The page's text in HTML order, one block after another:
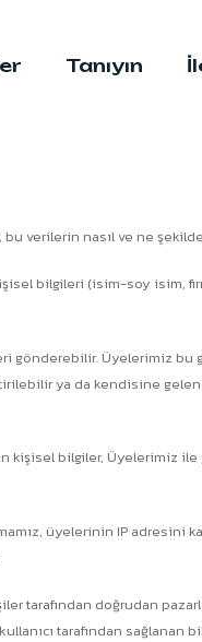
Tanıyın
bu verilerin nasıl ve ne
bilgileri (isim-soy isim,
gönderebilir. Üyelerimiz bu
ya da kendisine
bilgiler, Üyelerimiz ile
üyelerinin IP adresini
tarafından doğrudan
tarafından sağlanan